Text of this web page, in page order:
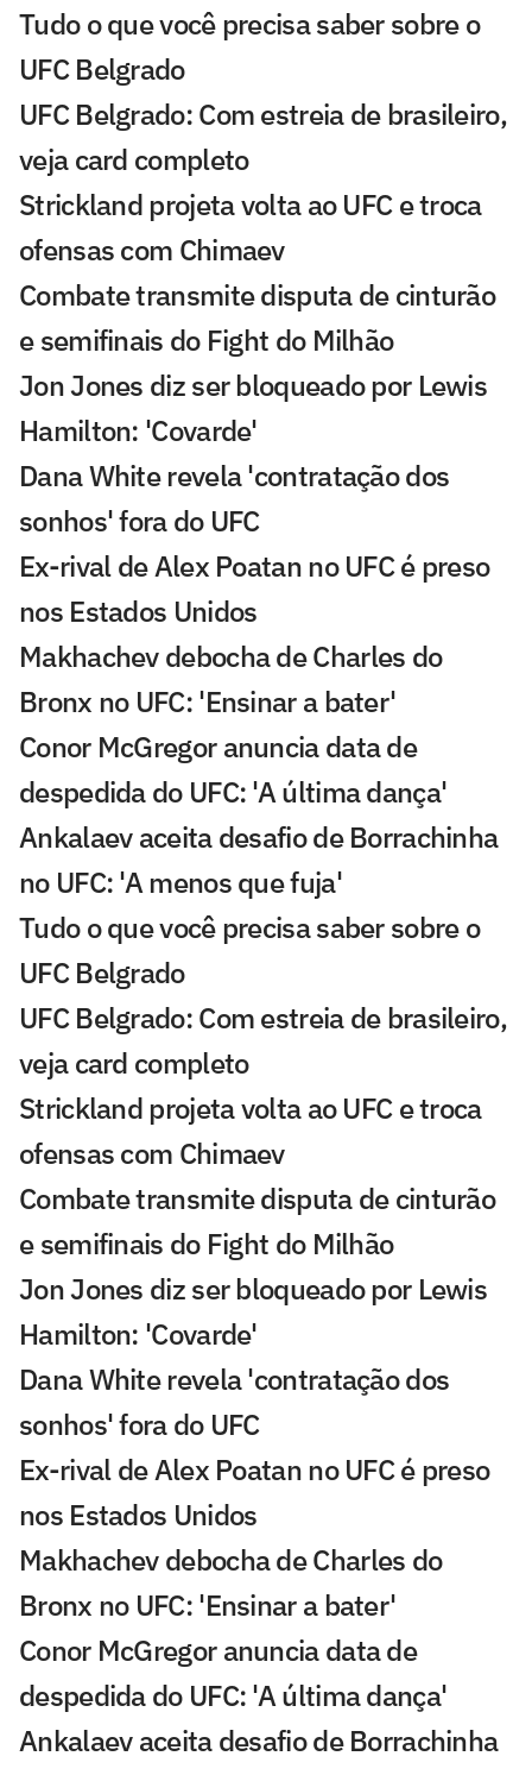
Tudo o que você precisa saber sobre o
UFC Belgrado
UFC Belgrado: Com estreia de brasileiro,
veja card completo
Strickland projeta volta ao UFC e troca
ofensas com Chimaev
Combate transmite disputa de cinturão
e semifinais do Fight do Milhão
Jon Jones diz ser bloqueado por Lewis
Hamilton: 'Covarde'
Dana White revela 'contratação dos
sonhos' fora do UFC
Ex-rival de Alex Poatan no UFC é preso
nos Estados Unidos
Makhachev debocha de Charles do
Bronx no UFC: 'Ensinar a bater'
Conor McGregor anuncia data de
despedida do UFC: 'A última dança'
Ankalaev aceita desafio de Borrachinha
no UFC: 'A menos que fuja'
Tudo o que você precisa saber sobre o
UFC Belgrado
UFC Belgrado: Com estreia de brasileiro,
veja card completo
Strickland projeta volta ao UFC e troca
ofensas com Chimaev
Combate transmite disputa de cinturão
e semifinais do Fight do Milhão
Jon Jones diz ser bloqueado por Lewis
Hamilton: 'Covarde'
Dana White revela 'contratação dos
sonhos' fora do UFC
Ex-rival de Alex Poatan no UFC é preso
nos Estados Unidos
Makhachev debocha de Charles do
Bronx no UFC: 'Ensinar a bater'
Conor McGregor anuncia data de
despedida do UFC: 'A última dança'
Ankalaev aceita desafio de Borrachinha